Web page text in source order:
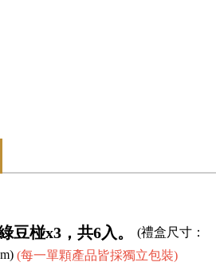
豆椪x3，共6入。
(禮盒尺寸：
(每一單顆產品皆採獨立包裝)